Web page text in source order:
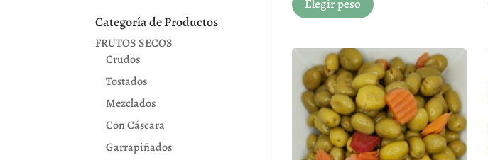
Categoría de Productos
FRUTOS SECOS
Crudos
Tostados
Mezclados
Con Cáscara
Garrapiñados
Elegir peso
producto
variantes.
Las
opciones
se
pueden
elegir